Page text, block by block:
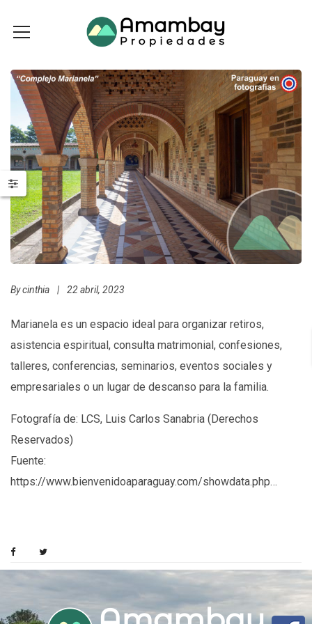
Bycinthia | 22 abril, 2023
Marianela es un espacio ideal para organizar retiros,
asistencia espiritual, consulta matrimonial, confesiones,
talleres, conferencias, seminarios, eventos sociales y
empresariales o un lugar de descanso para la familia.
Fotografía de: LCS, Luis Carlos Sanabria (Derechos
Reservados)
Fuente:
https://www.bienvenidoaparaguay.com/showdata.php…